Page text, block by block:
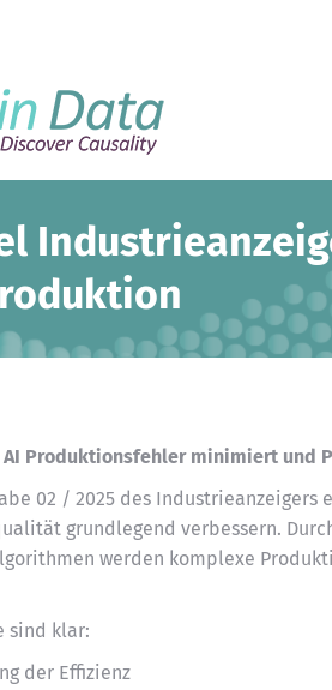
AI Produktionsfehler minimiert und
02 / 2025 des
grundlegend verbessern.
werden komplexe
sind klar:
der Effizienz